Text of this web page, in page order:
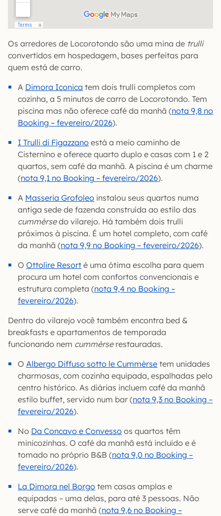
Os arredores de Locorotondo são uma mina de trulli
convertidos em hospedagem, bases perfeitas para
quem está de carro.
A Dimora Iconica tem dois trulli completos com
cozinha, a 5 minutos de carro de Locorotondo. Tem
piscina mas não oferece café da manhã (nota 9,8 no
Booking – fevereiro/2026).
I Trulli di Figazzano está a meio caminho de
Cisternino e oferece quarto duplo e casas com 1 e 2
quartos, sem café da manhã. A piscina é um charme
(nota 9,1 no Booking – fevereiro/2026).
A Masseria Grofoleo instalou seus quartos numa
antiga sede de fazenda construída ao estilo das
cummèrsedo vilarejo. Há também dois trulli
próximos à piscina. É um hotel completo, com café
da manhã (nota 9,9 no Booking – fevereiro/2026).
O Ottolire Resort é uma ótima escolha para quem
procura um hotel com confortos convencionais e
estrutura completa (nota 9,4 no Booking –
fevereiro/2026).
Dentro do vilarejo você também encontra bed &
breakfasts e apartamentos de temporada
funcionando nem cummèrserestauradas.
O Albergo Diffuso sotto le Cummèrse tem unidades
charmosas, com cozinha equipada, espalhadas pelo
centro histórico. As diárias incluem café da manhã
estilo buffet, servido num bar (nota 9,3 no Booking –
fevereiro/2026).
No Da Concavo e Convesso os quartos têm
minicozinhas. O café da manhã está incluído e é
tomado no próprio B&B (nota 9,0 no Booking –
fevereiro/2026).
La Dimora nel Borgo tem casas amplas e
equipadas – uma delas, para até 3 pessoas. Não
serve café da manhã (nota 9,6 no Booking –